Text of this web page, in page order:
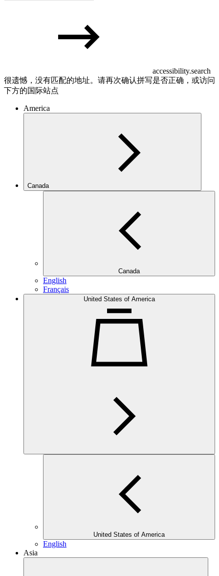
accessibility.search
很遗憾，没有匹配的地址。请再次确认拼写是否正确，或访问
下方的国际站点
America
Canada
Canada
English
Français
United States of America
United States of America
English
Asia